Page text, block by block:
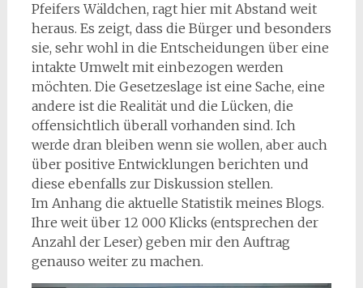
Pfeifers Wäldchen, ragt hier mit Abstand weit
heraus. Es zeigt, dass die Bürger und besonders
sie, sehr wohl in die Entscheidungen über eine
intakte Umwelt mit einbezogen werden
möchten. Die Gesetzeslage ist eine Sache, eine
andere ist die Realität und die Lücken, die
offensichtlich überall vorhanden sind. Ich
werde dran bleiben wenn sie wollen, aber auch
über positive Entwicklungen berichten und
diese ebenfalls zur Diskussion stellen.
Im Anhang die aktuelle Statistik meines Blogs.
Ihre weit über 12 000 Klicks (entsprechen der
Anzahl der Leser) geben mir den Auftrag
genauso weiter zu machen.